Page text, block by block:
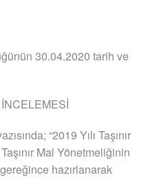
30.04.2020 tarih ve
“2019 Yılı Taşınır
Mal Yönetmeliğinin
hazırlanarak